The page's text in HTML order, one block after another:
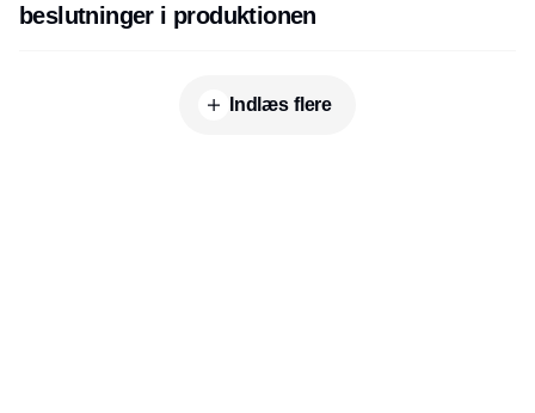
beslutninger i produktionen
Indlæs flere